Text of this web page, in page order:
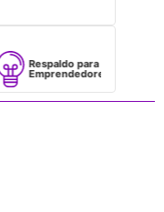
Respaldo para
Emprendedores